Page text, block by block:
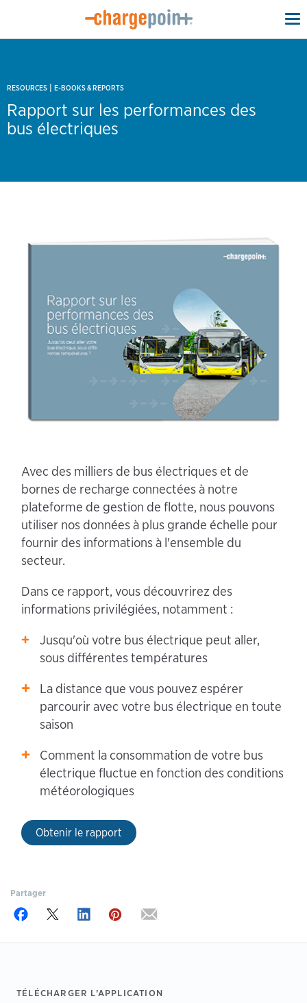
RESOURCES | E-BOOKS & REPORTS
Rapport sur les performances des
bus électriques
Avec des milliers de bus électriques et de
bornes de recharge connectées à notre
plateforme de gestion de flotte, nous pouvons
utiliser nos données à plus grande échelle pour
fournir des informations à l'ensemble du
secteur.
Dans ce rapport, vous découvrirez des
informations privilégiées, notamment :
Jusqu'où votre bus électrique peut aller,
sous différentes températures
La distance que vous pouvez espérer
parcourir avec votre bus électrique en toute
saison
Comment la consommation de votre bus
électrique fluctue en fonction des conditions
météorologiques
Obtenir le rapport
Partager
Footer
TÉLÉCHARGER L’APPLICATION